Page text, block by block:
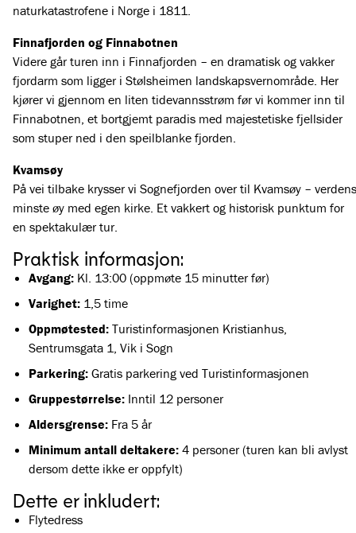
naturkatastrofene i Norge i 1811.
Finnafjorden og Finnabotnen
Videre går turen inn i Finnafjorden – en dramatisk og vakker
fjordarm som ligger i Stølsheimen landskapsvernområde. Her
kjører vi gjennom en liten tidevannsstrøm før vi kommer inn til
Finnabotnen, et bortgjemt paradis med majestetiske fjellsider
som stuper ned i den speilblanke fjorden.
Kvamsøy
På vei tilbake krysser vi Sognefjorden over til Kvamsøy – verdens
minste øy med egen kirke. Et vakkert og historisk punktum for
en spektakulær tur.
Praktisk informasjon:
Avgang: Kl. 13:00 (oppmøte 15 minutter før)
Varighet: 1,5 time
Oppmøtested: Turistinformasjonen Kristianhus,
Sentrumsgata 1, Vik i Sogn
Parkering: Gratis parkering ved Turistinformasjonen
Gruppestørrelse: Inntil 12 personer
Aldersgrense: Fra 5 år
Minimum antall deltakere: 4 personer (turen kan bli avlyst
dersom dette ikke er oppfylt)
Dette er inkludert:
Flytedress